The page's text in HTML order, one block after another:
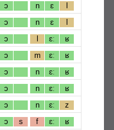
ɔ n ɛ
l
ɔ n ɛ
l
ɔ l ɛː
ʁ
ɔ m ɛː
ʁ
ɔ n ɛː
ʁ
ɔ n ɛː
ʁ
ɔ n ɛː
z
ɔ s f ɛː ʁ